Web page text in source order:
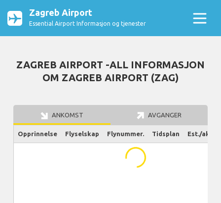
Zagreb Airport
Essential Airport Informasjon og tjenester
ZAGREB AIRPORT -ALL INFORMASJON
OM ZAGREB AIRPORT (ZAG)
ANKOMST AVGANGER
Opprinnelse Flyselskap Flynummer. Tidsplan Est./
...